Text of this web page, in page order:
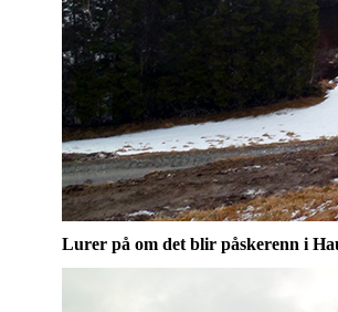
Lurer på om det blir påskerenn i